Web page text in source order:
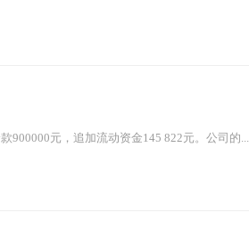
900000元，追加流动资金145 822元。公司的...